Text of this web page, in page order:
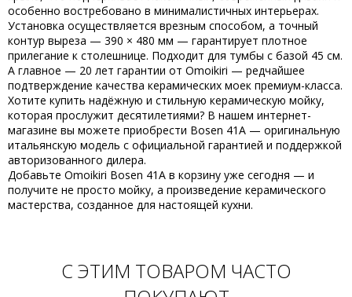
особенно востребовано в минималистичных интерьерах.
Установка осуществляется врезным способом, а точный
контур выреза — 390 × 480 мм — гарантирует плотное
прилегание к столешнице. Подходит для тумбы с базой 45 см.
А главное — 20 лет гарантии от Omoikiri — редчайшее
подтверждение качества керамических моек премиум-класса.
Хотите купить надёжную и стильную керамическую мойку,
которая прослужит десятилетиями? В нашем интернет-
магазине вы можете приобрести Bosen 41A — оригинальную
итальянскую модель с официальной гарантией и поддержкой
авторизованного дилера.
Добавьте Omoikiri Bosen 41A в корзину уже сегодня — и
получите не просто мойку, а произведение керамического
мастерства, созданное для настоящей кухни.
С ЭТИМ ТОВАРОМ ЧАСТО